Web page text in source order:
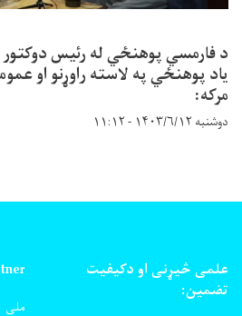
د فارمسي پوهنځي له رئیس دوکتور
یاد پوهنځي په لاسته راوړنو او
مرکه:
دوشنبه ۱۴۰۳/۶/۱۲ - ۱۱:۱۲
علمی څیړنی او دکیفیت
تضمین:
ملی